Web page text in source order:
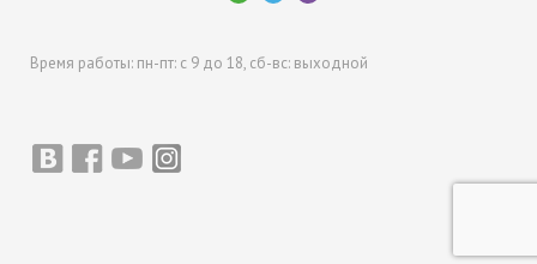
Время работы: пн-пт: с 9 до 18, сб-вс: выходной